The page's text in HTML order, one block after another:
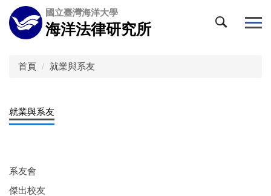
跳
到
主
國立臺灣海洋大學
海洋法律研究所
首頁 就業與系友
就業與系友
系友會
傑出校友